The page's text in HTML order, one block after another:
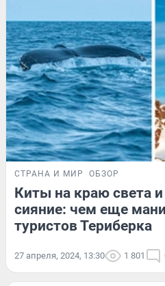
СТРАНА И МИР ОБЗОР
Киты на краю света и
сияние: чем еще
туристов Териберка
27 апреля, 2024, 13:30 1 801